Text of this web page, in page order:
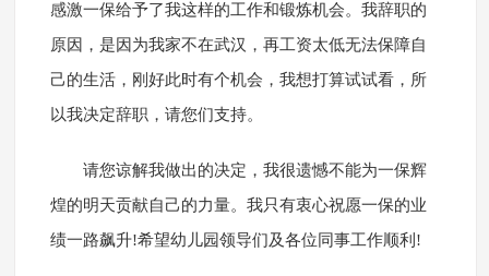
感激一保给予了我这样的工作和锻炼机会。我辞职的
原因，是因为我家不在武汉，再工资太低无法保障自
己的生活，刚好此时有个机会，我想打算试试看，所
以我决定辞职，请您们支持。
请您谅解我做出的决定，我很遗憾不能为一保辉
煌的明天贡献自己的力量。我只有衷心祝愿一保的业
绩一路飙升!希望幼儿园领导们及各位同事工作顺利!